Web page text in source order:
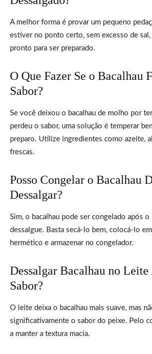
A melhor forma é provar um pequeno
estiver no ponto certo, sem excesso de sal,
pronto para ser preparado.
O Que Fazer Se o Bacalhau
Sabor?
Se você deixou o bacalhau de molho por
perdeu o sabor, uma solução é temperar
preparo. Utilize ingredientes como azeite,
frescas.
Posso Congelar o Bacalhau
Dessalgar?
Sim, o bacalhau pode ser congelado após
dessalgue. Basta secá-lo bem, colocá-lo
hermético e armazenar no congelador.
Dessalgar Bacalhau no
Sabor?
O leite deixa o bacalhau mais suave, mas
significativamente o sabor do peixe. Pelo
a manter a textura macia.